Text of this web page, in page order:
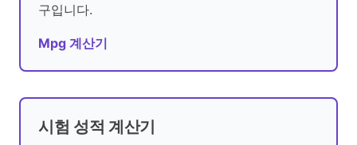
구입니다.
Mpg 계산기
시험 성적 계산기